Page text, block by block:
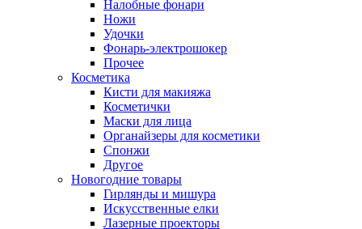
Налобные фонари
Ножи
Удочки
Фонарь-электрошокер
Прочее
Косметика
Кисти для макияжа
Косметички
Маски для лица
Органайзеры для косметики
Спонжи
Другое
Новогодние товары
Гирлянды и мишура
Искусственные елки
Лазерные проекторы